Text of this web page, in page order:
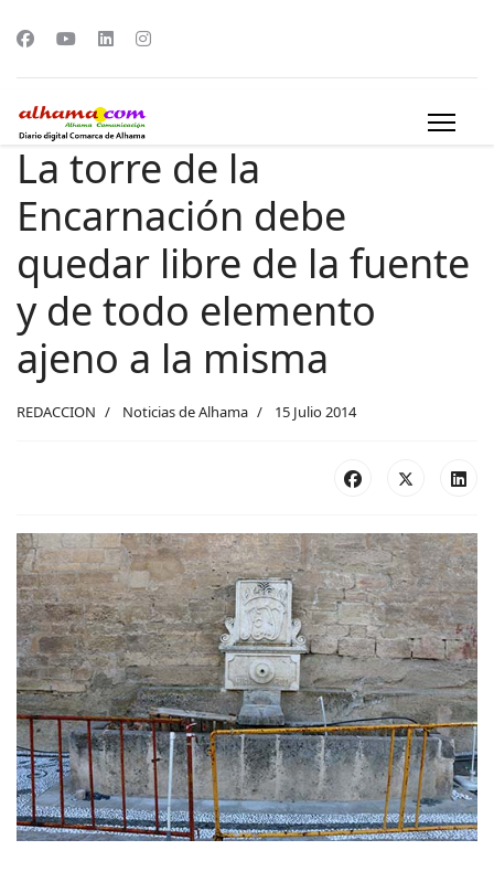
La torre de la
Encarnación debe
quedar libre de la fuente
y de todo elemento
ajeno a la misma
REDACCION Noticias de Alhama 15 Julio 2014